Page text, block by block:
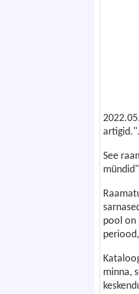
artigid.".
See
pool on
minna,